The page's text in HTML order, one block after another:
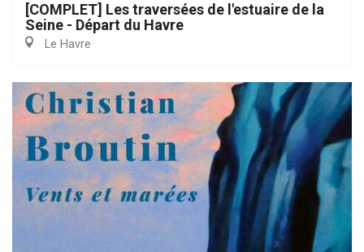
[COMPLET] Les traversées de l'estuaire de la
Seine - Départ du Havre
Le Havre